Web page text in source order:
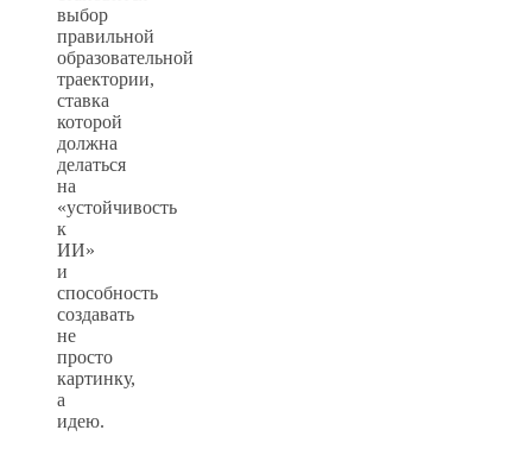
выбор
правильной
образовательной
траектории,
ставка
которой
должна
делаться
на
«устойчивость
к
ИИ»
и
способность
создавать
не
просто
картинку,
а
идею.